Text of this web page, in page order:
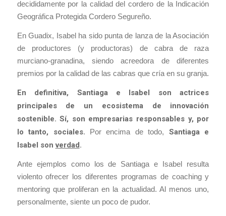
decididamente por la calidad del cordero de la Indicación
Geográfica Protegida Cordero Segureño.
En Guadix, Isabel ha sido punta de lanza de la Asociación
de productores (y productoras) de cabra de raza
murciano-granadina, siendo acreedora de diferentes
premios por la calidad de las cabras que cría en su granja.
En definitiva, Santiaga e Isabel son actrices
principales de un ecosistema de innovación
sostenible. Sí, son empresarias responsables y, por
lo tanto, sociales. Por encima de todo, Santiaga e
Isabel sonverdad.
Ante ejemplos como los de Santiaga e Isabel resulta
violento ofrecer los diferentes programas de coaching y
mentoring que proliferan en la actualidad. Al menos uno,
personalmente, siente un poco de pudor.